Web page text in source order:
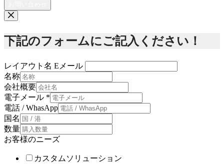
下記のフォームにご記入ください！
レイアウト名 Eメール
名称
会社概要
電子メール *
電話 / WhasApp
国名
数量
お客様のニーズ
カスタムソリューション